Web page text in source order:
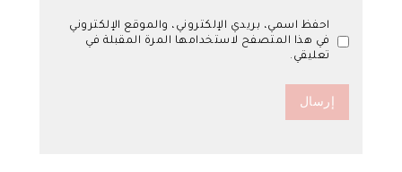
احفظ اسمي، بريدي الإلكتروني، والموقع الإلكتروني
في هذا المتصفح لاستخدامها المرة المقبلة في
تعليقي.